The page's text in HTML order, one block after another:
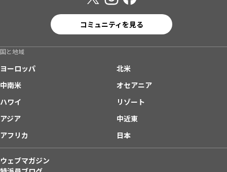
コミュニティを見る
国と地域
ヨーロッパ
北米
中南米
オセアニア
ハワイ
リゾート
アジア
中近東
アフリカ
日本
ウェブマガジン